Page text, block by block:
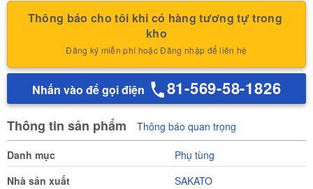
Thông báo cho tôi khi có hàng tương tự trong
kho
Đăng ký miễn phí hoặc Đăng nhập để liên hệ
Nhấn vào để gọi điện 81-569-58-1826
Thông tin sản phẩm Thông báo quan trọng
Danh mục
Phụ tùng
Nhà sản xuất
SAKATO